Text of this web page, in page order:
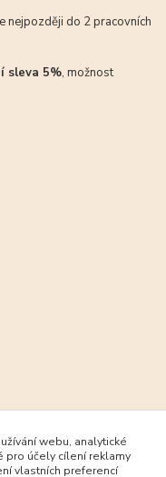
nejpozději do 2 pracovních
sleva 5%, možnost
webu, analytické
pro účely cílení reklamy
vlastních preferencí